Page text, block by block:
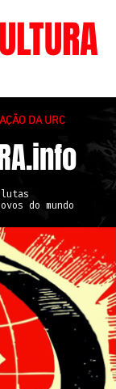
DA URC
lutas
do mundo